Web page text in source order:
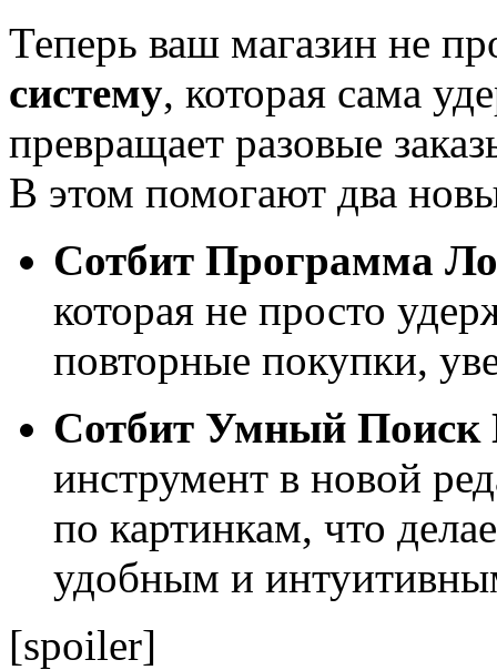
Теперь ваш магазин не
систему, которая сама
превращает разовые
В этом помогают два
Сотбит Программа
которая не просто
повторные покупки,
Сотбит Умный Поиск
инструмент в новой
по картинкам, что
удобным и
[spoiler]